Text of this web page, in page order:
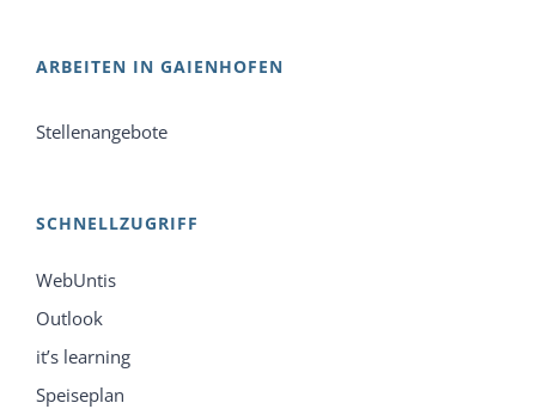
ARBEITEN IN GAIENHOFEN
Stellenangebote
SCHNELLZUGRIFF
WebUntis
Outlook
it’s learning
Speiseplan